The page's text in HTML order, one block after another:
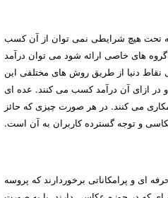
تحت هیچ شرایطی نمی توان از آن کسب
گروه های خاصی ارائه شود می توان درآمد
دنیا از طریق روش های مختلفی این
در ازای آن درآمد کسب می کنند. عده ای
می کنند. در هر صورت چیزی که حائز
و توجه گسترده کاربران به آن است.
و پرامکاناتی برخوردارند که پروسه